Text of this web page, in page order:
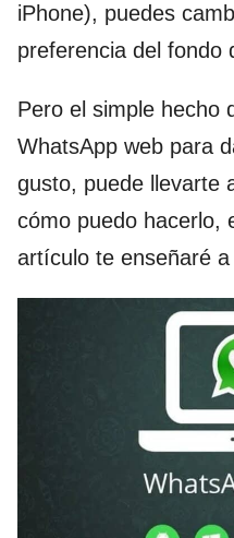
iPhone), puedes
preferencia del fondo
Pero el simple hecho
WhatsApp web para
gusto, puede llevarte
cómo puedo hacerlo,
artículo te enseñaré